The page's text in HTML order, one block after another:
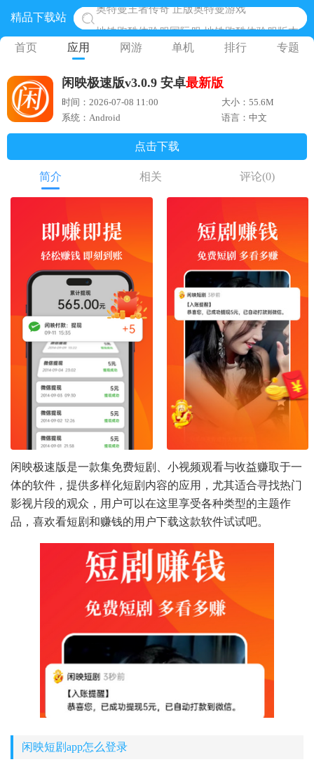
精品下载站
网易光遇手游正版 点亮星空共庆周年
蛋仔派对下载 蛋仔派对体验服
奥特曼王者传奇 正版奥特曼游戏
首页 应用 网游 单机 排行 专题
闲映极速版v3.0.9 安卓最新版
时间：2026-07-08 11:00
大小：55.6M
系统：Android
语言：中文
点击下载
简介 相关 评论(0)
闲映极速版是一款集免费短剧、小视频观看与收益赚取于一
体的软件，提供多样化短剧内容的应用，尤其适合寻找热门
影视片段的观众，用户可以在这里享受各种类型的主题作
品，喜欢看短剧和赚钱的用户下载这款软件试试吧。
闲映短剧app怎么登录